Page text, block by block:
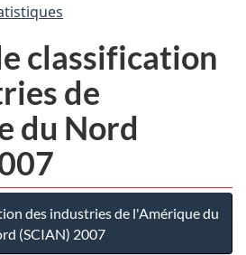
classification
de
du Nord
des industries de l'Amérique du
(SCIAN) 2007